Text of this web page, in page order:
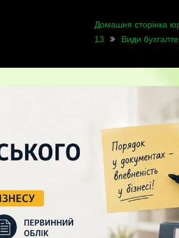
Домашня сторінка
13
Види